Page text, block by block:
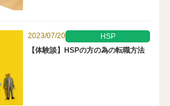
2023/07/20
HSP
【体験談】HSPの方の為の転職方法